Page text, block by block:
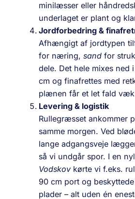
minilæsser eller
underlaget er plant og
Jordforbedring &
Afhængigt af jordtypen
for næring, sand for
dele. Det hele mixes ned
cm og finafrettes med
plænen får et let fald
Levering & logistik
Rullegræsset ankommer
samme morgen. Ved
lange adgangsveje
så vi undgår spor. I en
Vodskovkørte vi f.eks.
90 cm port og
plader – alt uden én